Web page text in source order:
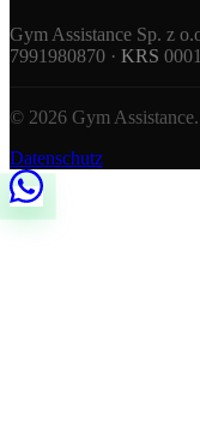
Gym Assistance Sp. z
7991980870 · KRS
© 2026 Gym
Datenschutz